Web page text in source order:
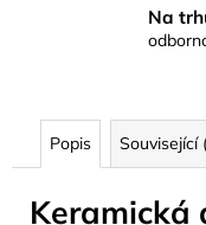
Na
Popis Související
Keramická